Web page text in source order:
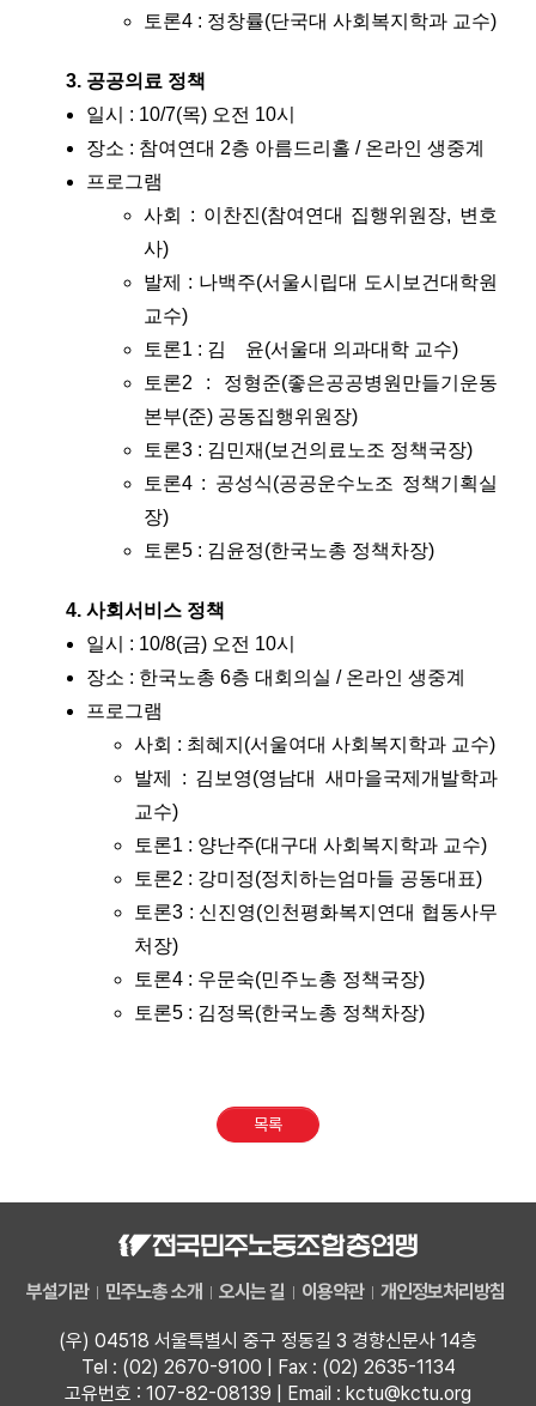
토론4 : 정창률(단국대 사회복지학과 교수)
공공의료 정책
일시 : 10/7(목) 오전 10시
장소 : 참여연대 2층 아름드리홀 / 온라인 생중계
프로그램
사회 : 이찬진(참여연대 집행위원장, 변호
사)
발제 : 나백주(서울시립대 도시보건대학원
교수)
토론1 : 김 윤(서울대 의과대학 교수)
토론2 : 정형준(좋은공공병원만들기운동
본부(준) 공동집행위원장)
토론3 : 김민재(보건의료노조 정책국장)
토론4 : 공성식(공공운수노조 정책기획실
장)
토론5 : 김윤정(한국노총 정책차장)
사회서비스 정책
일시 : 10/8(금) 오전 10시
장소 : 한국노총 6층 대회의실 / 온라인 생중계
프로그램
사회 : 최혜지(서울여대 사회복지학과 교수)
발제 : 김보영(영남대 새마을국제개발학과
교수)
토론1 : 양난주(대구대 사회복지학과 교수)
토론2 : 강미정(정치하는엄마들 공동대표)
토론3 : 신진영(인천평화복지연대 협동사무
처장)
토론4 : 우문숙(민주노총 정책국장)
토론5 : 김정목(한국노총 정책차장)
목록
부설기관 민주노총 소개 오시는 길 이용약관 개인정보처리방침
(우) 04518 서울특별시 중구 정동길 3 경향신문사 14층
Tel : (02) 2670-9100 | Fax : (02) 2635-1134
고유번호 : 107-82-08139 | Email : kctu@kctu.org